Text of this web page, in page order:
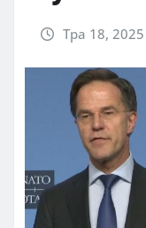
Тра 18, 2025